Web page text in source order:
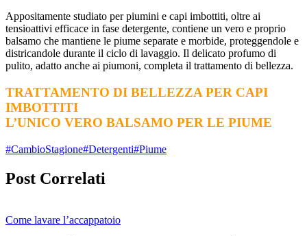
Appositamente studiato per piumini e capi imbottiti, oltre ai
tensioattivi efficace in fase detergente, contiene un vero e proprio
balsamo che mantiene le piume separate e morbide, proteggendole e
districandole durante il ciclo di lavaggio. Il delicato profumo di
pulito, adatto anche ai piumoni, completa il trattamento di bellezza.
TRATTAMENTO DI BELLEZZA PER CAPI
IMBOTTITI
L’UNICO VERO BALSAMO PER LE PIUME
#CambioStagione#Detergenti#Piume
Post Correlati
Come lavare l’accappatoio